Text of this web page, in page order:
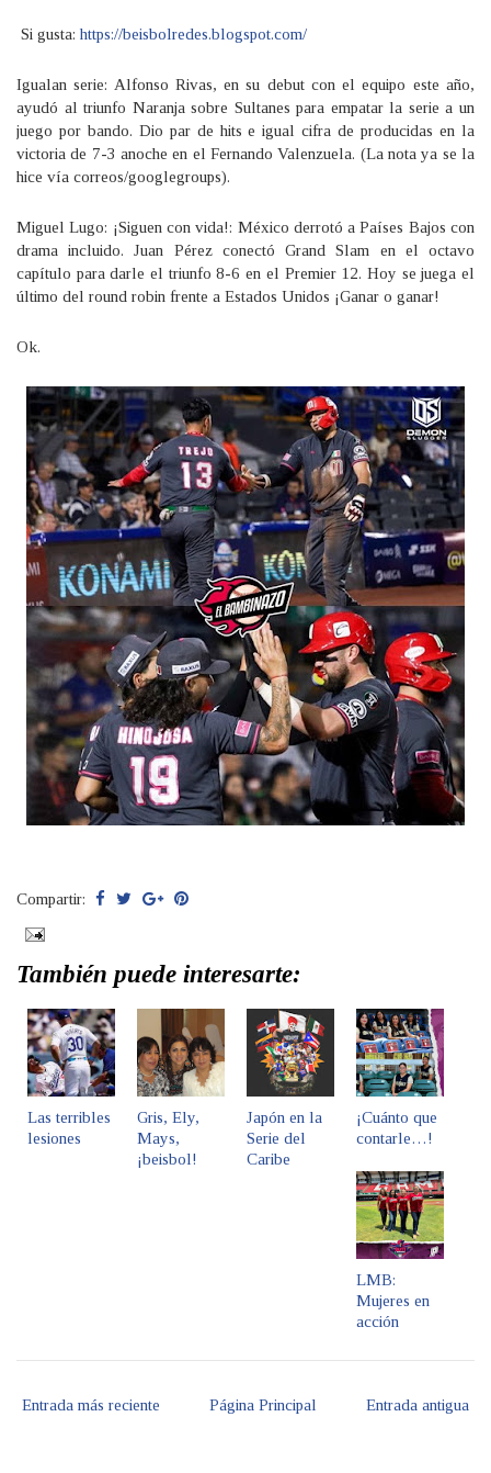
Si gusta: https://beisbolredes.blogspot.com/
Igualan serie: Alfonso Rivas, en su debut con el equipo este año,
ayudó al triunfo Naranja sobre Sultanes para empatar la serie a un
juego por bando. Dio par de hits e igual cifra de producidas en la
victoria de 7-3 anoche en el Fernando Valenzuela. (La nota ya se la
hice vía correos/googlegroups).
Miguel Lugo: ¡Siguen con vida!: México derrotó a Países Bajos con
drama incluido. Juan Pérez conectó Grand Slam en el octavo
capítulo para darle el triunfo 8-6 en el Premier 12. Hoy se juega el
último del round robin frente a Estados Unidos ¡Ganar o ganar!
Ok.
Compartir:
También puede interesarte:
Las terribles
lesiones
Gris, Ely,
Mays,
¡beisbol!
Japón en la
Serie del
Caribe
¡Cuánto que
contarle…!
LMB:
Mujeres en
acción
Entrada más reciente Entrada antigua
Página Principal